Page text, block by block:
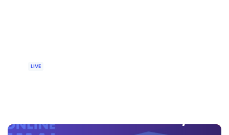
LIVE
PERAKAUNAN SPM,